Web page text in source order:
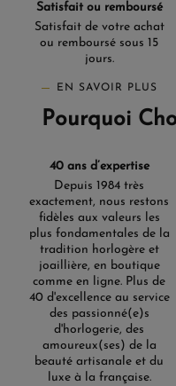
Satisfait ou remboursé
Satisfait de votre achat
ou remboursé sous 15
jours.
EN SAVOIR PLUS
Pourquoi
40 ans d’expertise
Depuis 1984 très
exactement, nous restons
fidèles aux valeurs les
plus fondamentales de la
tradition horlogère et
joaillière, en boutique
comme en ligne. Plus de
40 d'excellence au service
des passionné(e)s
d'horlogerie, des
amoureux(ses) de la
beauté artisanale et du
luxe à la française.